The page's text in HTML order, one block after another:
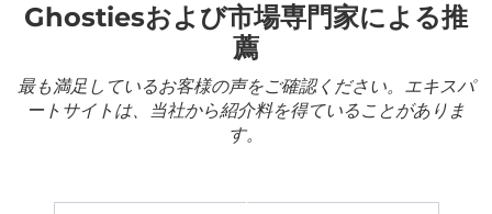
Ghostiesおよび市場専門家による推
薦
最も満足しているお客様の声をご確認ください。エキスパ
ートサイトは、当社から紹介料を得ていることがありま
す。